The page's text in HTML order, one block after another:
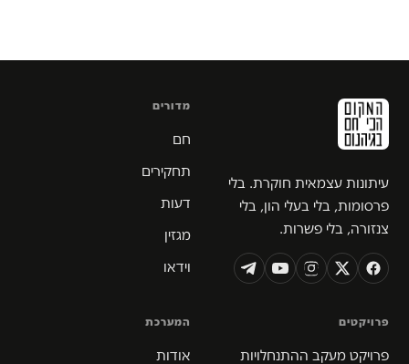
עיתונות עצמאית חוקרת. בלי
פרסומות, בלי בעלי הון, בלי
צנזורה, בלי פשרות.
מדורים
חם
תחקירים
דעות
מגזין
וידאו
פרויקטים
פרויקט מעקב ההתנחלויות
המערכת
אודות